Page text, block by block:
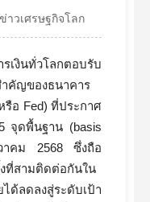
าวเศรษฐกิจโลก
เงินทั่วโลกตอบรับ
คัญของธนาคาร
รือ Fed) ที่ประกาศ
จุดพื้นฐาน (basis
าคม 2568 ซึ่งถือ
ที่สามติดต่อกันใน
ลดลงสู่ระดับเป้า